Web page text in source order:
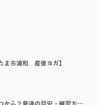
ま市浦和 産後ヨガ】